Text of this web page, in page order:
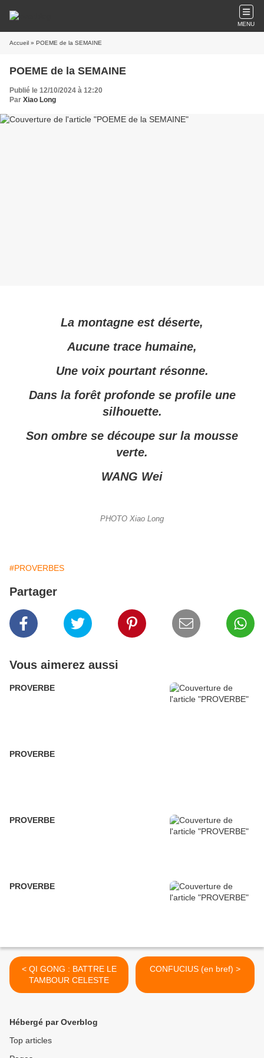
MENU
Accueil » POEME de la SEMAINE
POEME de la SEMAINE
Publié le 12/10/2024 à 12:20
Par Xiao Long
La montagne est déserte,
Aucune trace humaine,
Une voix pourtant résonne.
Dans la forêt profonde se profile une
silhouette.
Son ombre se découpe sur la mousse
verte.
WANG Wei
PHOTO Xiao Long
#PROVERBES
Partager
Vous aimerez aussi
PROVERBE
PROVERBE
PROVERBE
PROVERBE
< QI GONG : BATTRE LE
TAMBOUR CELESTE
CONFUCIUS (en bref) >
Hébergé par Overblog
Top articles